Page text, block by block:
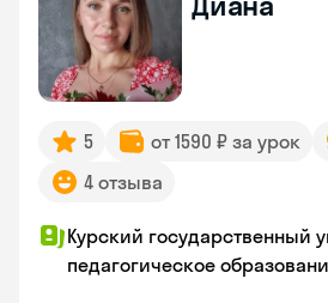
5 от 1590 ₽ за урок
4 отзыва
Курский государственный
педагогическое